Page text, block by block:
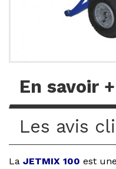
En savoir +
Les avis
La JETMIX 100 est